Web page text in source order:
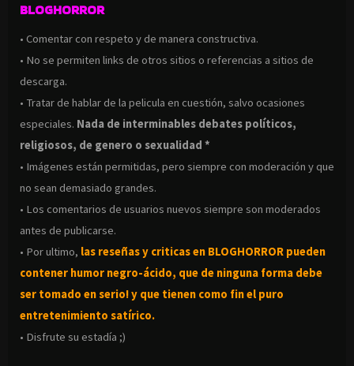
BLOGHORROR
• Comentar con respeto y de manera constructiva.
• No se permiten links de otros sitios o referencias a sitios de
descarga.
• Tratar de hablar de la pelicula en cuestión, salvo ocasiones
especiales. Nada de interminables debates políticos,
religiosos, de genero o sexualidad *
• Imágenes están permitidas, pero siempre con moderación y que
no sean demasiado grandes.
• Los comentarios de usuarios nuevos siempre son moderados
antes de publicarse.
• Por ultimo, las reseñas y criticas en BLOGHORROR pueden
contener humor negro-ácido, que de ninguna forma debe
ser tomado en serio! y que tienen como fin el puro
entretenimiento satírico.
• Disfrute su estadía ;)